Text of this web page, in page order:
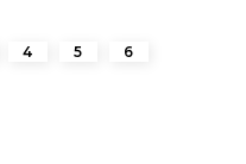
4 5 6